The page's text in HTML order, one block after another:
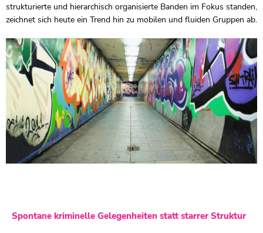
strukturierte und hierarchisch organisierte Banden im Fokus standen,
zeichnet sich heute ein Trend hin zu mobilen und fluiden Gruppen ab.
Spontane kriminelle Gelegenheiten statt starrer Struktur